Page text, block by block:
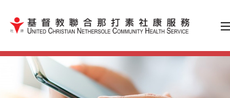
跳到內容（按輸入鍵）